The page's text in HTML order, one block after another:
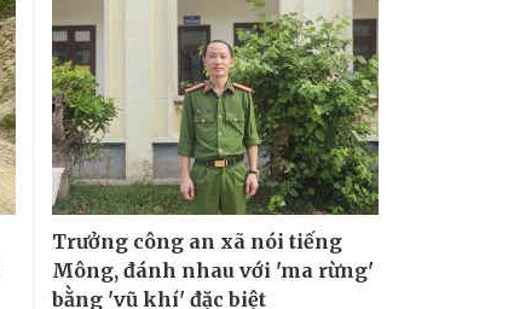
Trưởng công an xã nói tiếng
Mông, đánh nhau với 'ma rừng'
bằng 'vũ khí' đặc biệt